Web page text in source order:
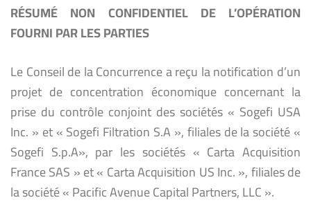
RÉSUMÉ NON CONFIDENTIEL DE L’OPÉRATION
FOURNI PAR LES PARTIES
Le Conseil de la Concurrence a reçu la notification d’un
projet de concentration économique concernant la
prise du contrôle conjoint des sociétés « Sogefi USA
Inc. » et « Sogefi Filtration S.A », filiales de la société «
Sogefi S.p.A», par les sociétés « Carta Acquisition
France SAS » et « Carta Acquisition US Inc. », filiales de
la société « Pacific Avenue Capital Partners, LLC ».